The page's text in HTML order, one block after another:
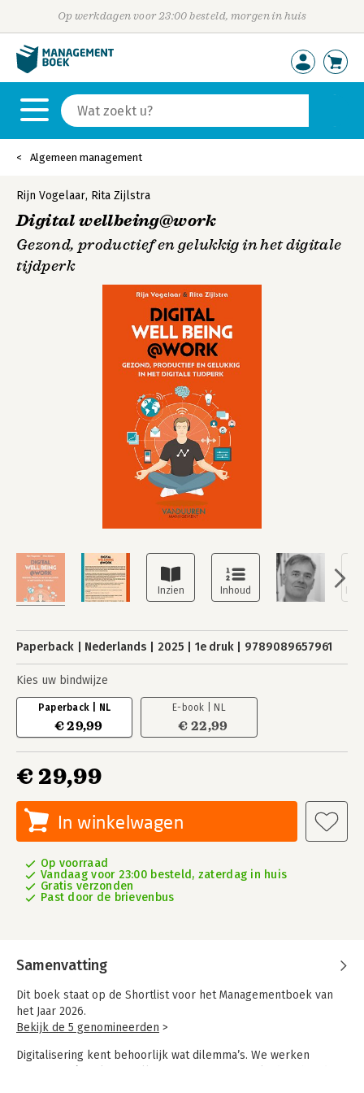
Op werkdagen voor 23:00 besteld, morgen in huis
Algemeen management
Rijn Vogelaar, Rita Zijlstra
Digital wellbeing@work
Gezond, productief en gelukkig in het digitale
tijdperk
Paperback Nederlands 2025 1e druk 9789089657961
Kies uw bindwijze
Paperback | NL
€ 29,99
E-book | NL
€ 22,99
€ 29,99
In winkelwagen
Op voorraad
Vandaag voor 23:00 besteld, zaterdag in huis
Gratis verzonden
Past door de brievenbus
Samenvatting
Dit boek staat op de Shortlist voor het Managementboek van
het Jaar 2026.
Bekijk de 5 genomineerden >
Digitalisering kent behoorlijk wat dilemma’s. We werken